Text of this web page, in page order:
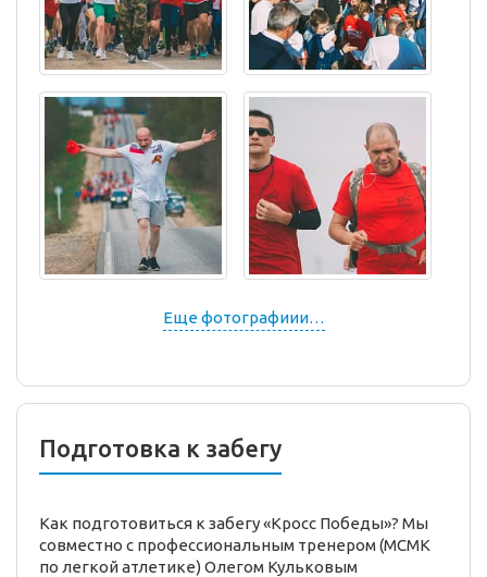
Еще фотографиии…
Подготовка к забегу
Как подготовиться к забегу «Кросс Победы»? Мы
совместно с профессиональным тренером (МСМК
по легкой атлетике) Олегом Кульковым